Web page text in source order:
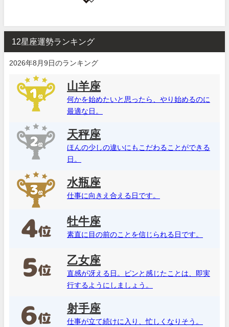
12星座運勢ランキング
2026年8月9日のランキング
山羊座
何かを始めたいと思ったら、やり始めるのに
最適な日。
天秤座
ほんの少しの違いにもこだわることができる
日。
水瓶座
仕事に向きえ合える日です。
牡牛座
素直に目の前のことを信じられる日です。
乙女座
直感が冴える日。ピンと感じたことは、即実
行するようにしましょう。
射手座
仕事が立て続けに入り、忙しくなりそう。